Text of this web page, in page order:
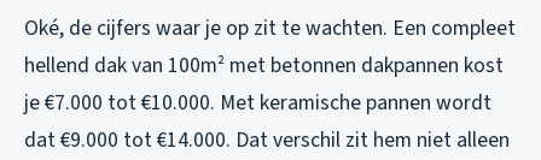
Oké, de cijfers waar je op zit te wachten. Een compleet
hellend dak van 100m² met betonnen dakpannen kost
je €7.000 tot €10.000. Met keramische pannen wordt
dat €9.000 tot €14.000. Dat verschil zit hem niet alleen